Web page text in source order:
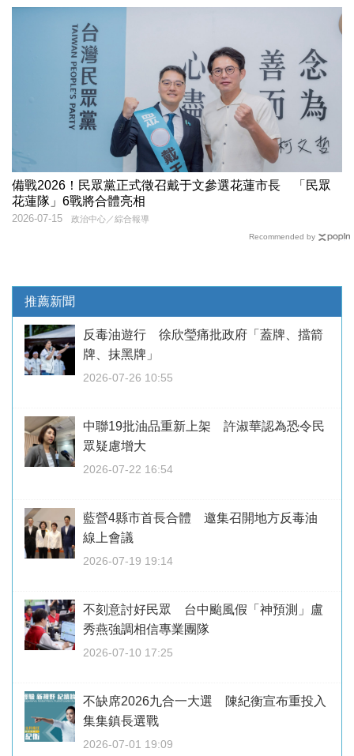
備戰2026！民眾黨正式徵召戴于文參選花蓮市長 「民眾
花蓮隊」6戰將合體亮相
政治中心／綜合報導
2026-07-15
Recommended by
推薦新聞
反毒油遊行 徐欣瑩痛批政府「蓋牌、擋箭
牌、抹黑牌」
2026-07-26 10:55
中聯19批油品重新上架 許淑華認為恐令民
眾疑慮增大
2026-07-22 16:54
藍營4縣市首長合體 邀集召開地方反毒油
線上會議
2026-07-19 19:14
不刻意討好民眾 台中颱風假「神預測」盧
秀燕強調相信專業團隊
2026-07-10 17:25
不缺席2026九合一大選 陳紀衡宣布重投入
集集鎮長選戰
2026-07-01 19:09